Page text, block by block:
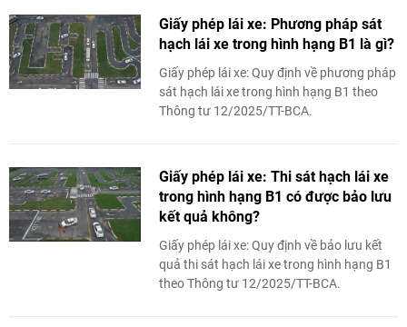
Giấy phép lái xe: Phương pháp sát
hạch lái xe trong hình hạng B1 là gì?
Giấy phép lái xe: Quy định về phương pháp
sát hạch lái xe trong hình hạng B1 theo
Thông tư 12/2025/TT-BCA.
Giấy phép lái xe: Thi sát hạch lái xe
trong hình hạng B1 có được bảo lưu
kết quả không?
Giấy phép lái xe: Quy định về bảo lưu kết
quả thi sát hạch lái xe trong hình hạng B1
theo Thông tư 12/2025/TT-BCA.